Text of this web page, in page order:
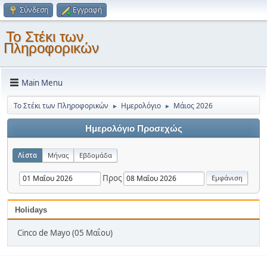
Σύνδεση Εγγραφή
Το Στέκι των
Πληροφορικών
Main Menu
Το Στέκι των Πληροφορικών ► Ημερολόγιο ► Μάιος 2026
Ημερολόγιο Προσεχώς
Λίστα Μήνας Εβδομάδα
Προς
Holidays
Cinco de Mayo (05 Μαΐου)